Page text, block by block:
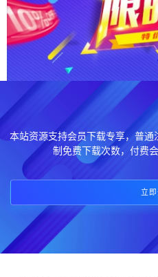
本站资源支持会员下载专享，普
制免费下载次数，付费
立